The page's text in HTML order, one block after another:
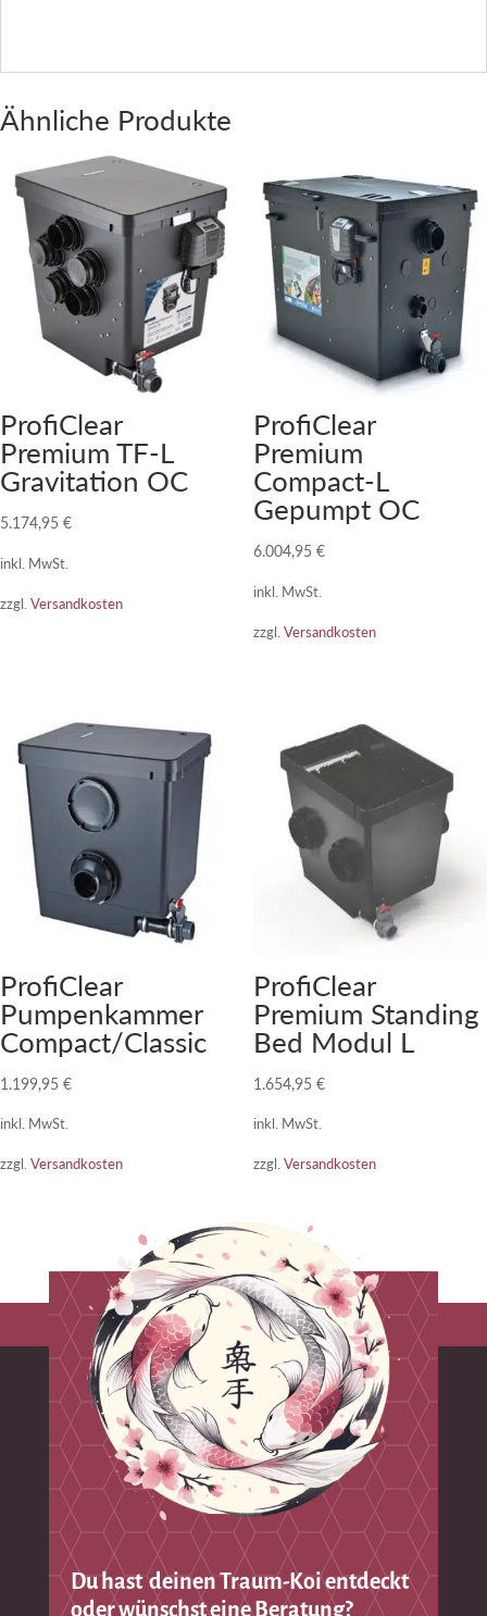
Ähnliche Produkte
ProfiClear
Premium TF-L
Gravitation OC
5.174,95 €
inkl. MwSt.
zzgl. Versandkosten
ProfiClear
Premium
Compact-L
Gepumpt OC
6.004,95 €
inkl. MwSt.
zzgl. Versandkosten
ProfiClear
Pumpenkammer
Compact/Classic
1.199,95 €
inkl. MwSt.
zzgl. Versandkosten
ProfiClear
Premium Standing
Bed Modul L
1.654,95 €
inkl. MwSt.
zzgl. Versandkosten
Du hast deinen Traum-Koi entdeckt
oder wünschst eine Beratung?